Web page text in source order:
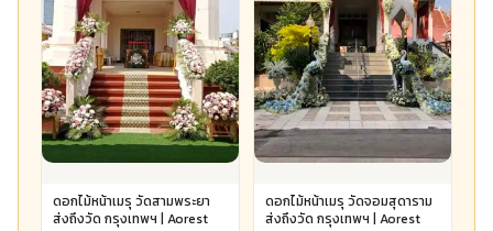
ดอกไม้หน้าเมรุ วัดสามพระยา
ส่งถึงวัด กรุงเทพฯ | Aorest
ดอกไม้หน้าเมรุ วัดจอมสุดาราม
ส่งถึงวัด กรุงเทพฯ | Aorest